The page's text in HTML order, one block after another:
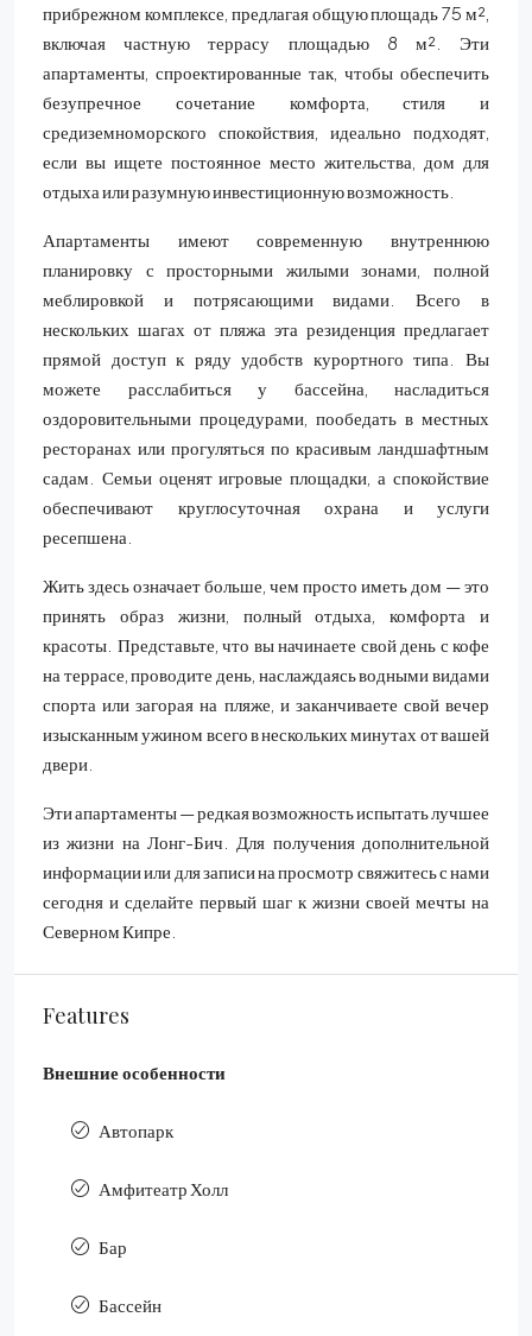
прибрежном комплексе, предлагая общую площадь 75 м²,
включая частную террасу площадью 8 м². Эти
апартаменты, спроектированные так, чтобы обеспечить
безупречное сочетание комфорта, стиля и
средиземноморского спокойствия, идеально подходят,
если вы ищете постоянное место жительства, дом для
отдыха или разумную инвестиционную возможность.
Апартаменты имеют современную внутреннюю
планировку с просторными жилыми зонами, полной
меблировкой и потрясающими видами. Всего в
нескольких шагах от пляжа эта резиденция предлагает
прямой доступ к ряду удобств курортного типа. Вы
можете расслабиться у бассейна, насладиться
оздоровительными процедурами, пообедать в местных
ресторанах или прогуляться по красивым ландшафтным
садам. Семьи оценят игровые площадки, а спокойствие
обеспечивают круглосуточная охрана и услуги
ресепшена.
Жить здесь означает больше, чем просто иметь дом — это
принять образ жизни, полный отдыха, комфорта и
красоты. Представьте, что вы начинаете свой день с кофе
на террасе, проводите день, наслаждаясь водными видами
спорта или загорая на пляже, и заканчиваете свой вечер
изысканным ужином всего в нескольких минутах от вашей
двери.
Эти апартаменты — редкая возможность испытать лучшее
из жизни на Лонг-Бич. Для получения дополнительной
информации или для записи на просмотр свяжитесь с нами
сегодня и сделайте первый шаг к жизни своей мечты на
Северном Кипре.
Features
Внешние особенности
Автопарк
Амфитеатр Холл
Бар
Бассейн